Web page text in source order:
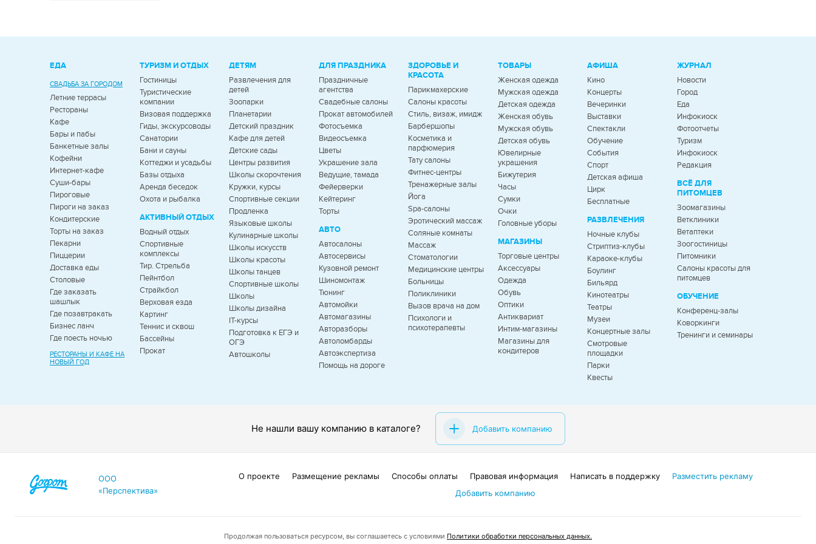
ЕДА
СВАДЬБА ЗА ГОРОДОМ
Летние террасы
Рестораны
Кафе
Бары и пабы
Банкетные залы
Кофейни
Интернет-кафе
Суши-бары
Пироговые
Пироги на заказ
Кондитерские
Торты на заказ
Пекарни
Пиццерии
Доставка еды
Столовые
Где заказать
шашлык
Где позавтракать
Бизнес ланч
Где поесть ночью
РЕСТОРАНЫ И КАФЕ НА
НОВЫЙ ГОД
ТУРИЗМ И ОТДЫХ
Гостиницы
Туристические
компании
Визовая поддержка
Гиды, экскурсоводы
Санатории
Бани и сауны
Коттеджи и усадьбы
Базы отдыха
Аренда беседок
Охота и рыбалка
АКТИВНЫЙ ОТДЫХ
Водный отдых
Спортивные
комплексы
Тир. Стрельба
Пейнтбол
Страйкбол
Верховая езда
Картинг
Теннис и сквош
Бассейны
Прокат
ДЕТЯМ
Развлечения для
детей
Зоопарки
Планетарии
Детский праздник
Кафе для детей
Детские сады
Центры развития
Школы скорочтения
Кружки, курсы
Спортивные секции
Продленка
Языковые школы
Кулинарные школы
Школы искусств
Школы красоты
Школы танцев
Спортивные школы
Школы
Школы дизайна
IT-курсы
Подготовка к ЕГЭ и
ОГЭ
Автошколы
ДЛЯ ПРАЗДНИКА
Праздничные
агентства
Свадебные салоны
Прокат автомобилей
Фотосъемка
Видеосъемка
Цветы
Украшение зала
Ведущие, тамада
Фейерверки
Кейтеринг
Торты
АВТО
Автосалоны
Автосервисы
Кузовной ремонт
Шиномонтаж
Тюнинг
Автомойки
Автомагазины
Авторазборы
Автоломбарды
Автоэкспертиза
Помощь на дороге
ЗДОРОВЬЕ И
КРАСОТА
Парикмахерские
Салоны красоты
Стиль, визаж, имидж
Барбершопы
Косметика и
парфюмерия
Тату салоны
Фитнес-центры
Тренажерные залы
Йога
Spa-салоны
Эротический массаж
Соляные комнаты
Массаж
Стоматологии
Медицинские центры
Больницы
Поликлиники
Вызов врача на дом
Психологи и
психотерапевты
ТОВАРЫ
Женская одежда
Мужская одежда
Детская одежда
Женская обувь
Мужская обувь
Детская обувь
Ювелирные
украшения
Бижутерия
Часы
Сумки
Очки
Головные уборы
МАГАЗИНЫ
Торговые центры
Аксессуары
Одежда
Обувь
Оптики
Антиквариат
Интим-магазины
Магазины для
кондитеров
АФИША
Кино
Концерты
Вечеринки
Выставки
Спектакли
Обучение
События
Спорт
Детская афиша
Цирк
Бесплатные
РАЗВЛЕЧЕНИЯ
Ночные клубы
Стриптиз-клубы
Караоке-клубы
Боулинг
Бильярд
Кинотеатры
Театры
Музеи
Концертные залы
Смотровые
площадки
Парки
Квесты
ЖУРНАЛ
Новости
Город
Еда
Инфокиоск
Фотоотчеты
Туризм
Инфокиоск
Редакция
ВСЁ ДЛЯ
ПИТОМЦЕВ
Зоомагазины
Ветклиники
Ветаптеки
Зоогостиницы
Питомники
Салоны красоты для
питомцев
ОБУЧЕНИЕ
Конференц-залы
Коворкинги
Тренинги и семинары
Не нашли вашу компанию в каталоге? Добавить компанию
ООО
«Перспектива»
О проекте Размещение рекламы Способы оплаты Правовая информация Написать в поддержку
Разместить рекламу
Добавить компанию
Продолжая пользоваться ресурсом, вы соглашаетесь с условиями Политики обработки персональных данных.